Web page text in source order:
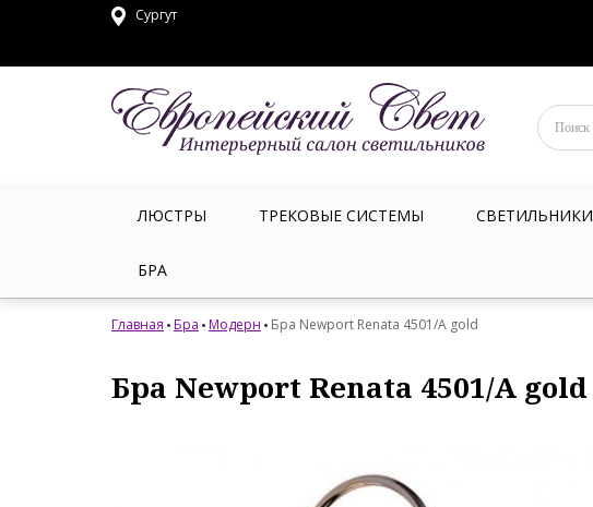
Сургут
ЛЮСТРЫ ТРЕКОВЫЕ СИСТЕМЫ СВЕТИЛЬНИКИ
БРА
Главная Бра Модерн Бра Newport Renata 4501/A gold
Бра Newport Renata 4501/A gold